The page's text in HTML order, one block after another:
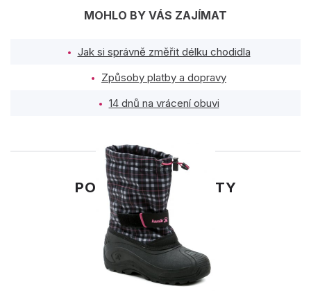
MOHLO BY VÁS ZAJÍMAT
Jak si správně změřit délku chodidla
Způsoby platby a dopravy
14 dnů na vrácení obuvi
PODOBNÉ PRODUKTY